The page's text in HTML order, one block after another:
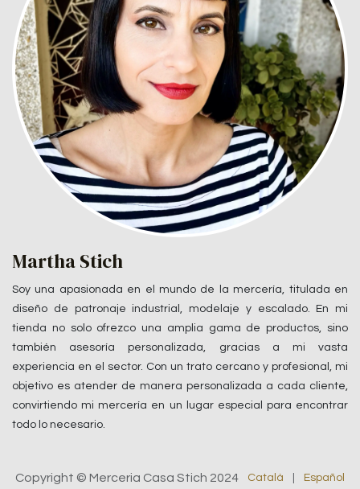
Martha Stich
Soy una apasionada en el mundo de la mercería, titulada en
diseño de patronaje industrial, modelaje y escalado. En mi
tienda no solo ofrezco una amplia gama de productos, sino
también asesoría personalizada, gracias a mi vasta
experiencia en el sector. Con un trato cercano y profesional, mi
objetivo es atender de manera personalizada a cada cliente,
convirtiendo mi mercería en un lugar especial para encontrar
todo lo necesario.
Copyright © Merceria Casa Stich 2024 Català Español